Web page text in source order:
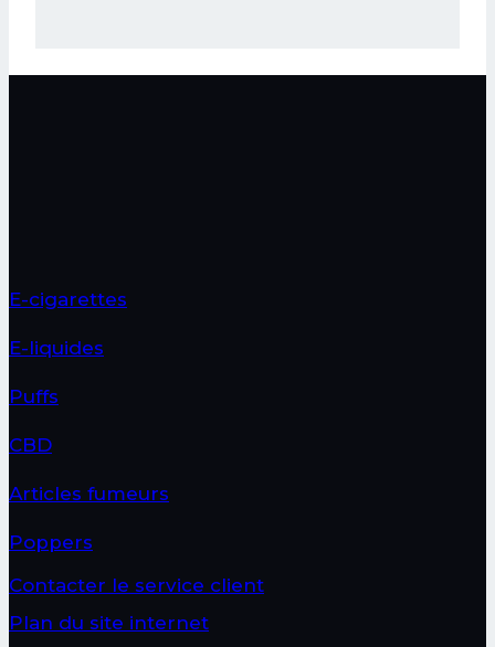
E-cigarettes
E-liquides
Puffs
CBD
Articles fumeurs
Poppers
Contacter le service client
Plan du site internet